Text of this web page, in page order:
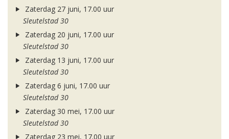
Zaterdag 27 juni, 17.00 uur
Sleutelstad 30
Zaterdag 20 juni, 17.00 uur
Sleutelstad 30
Zaterdag 13 juni, 17.00 uur
Sleutelstad 30
Zaterdag 6 juni, 17.00 uur
Sleutelstad 30
Zaterdag 30 mei, 17.00 uur
Sleutelstad 30
Zaterdag 23 mei, 17.00 uur